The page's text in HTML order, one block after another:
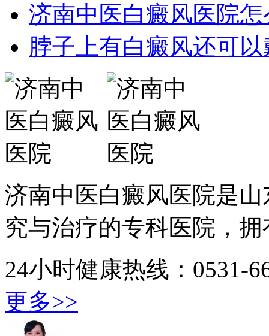
济南中医白癜风医院
脖子上有白癜风还可
济南中医白癜风医院是
究与治疗的专科医院，
24小时健康热线：0531-
更多>>